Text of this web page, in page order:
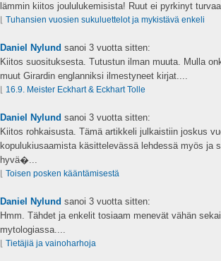
lämmin kiitos joululukemisista! Ruut ei pyrkinyt
⌊ Tuhansien vuosien sukuluettelot ja mykistävä enkeli
Daniel Nylund sanoi 3 vuotta sitten:
Kiitos suosituksesta. Tutustun ilman muuta. Mulla
muut Girardin englanniksi ilmestyneet kirjat....
⌊ 16.9. Meister Eckhart & Eckhart Tolle
Daniel Nylund sanoi 3 vuotta sitten:
Kiitos rohkaisusta. Tämä artikkeli julkaistiin joskus
kopulukiusaamista käsittelevässä lehdessä myös ja
hyvä�...
⌊ Toisen posken kääntämisestä
Daniel Nylund sanoi 3 vuotta sitten:
Hmm. Tähdet ja enkelit tosiaam menevät vähän
mytologiassa....
⌊ Tietäjiä ja vainoharhoja